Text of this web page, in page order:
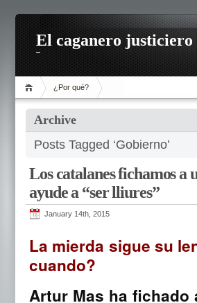
El caganero justiciero
¿Por qué?
Archive
Posts Tagged ‘Gobierno’
Los catalanes fichamos a
ayude a “ser lliures”
January 14th, 2015
La mierda sigue su
cuando?
Artur Mas ha fichado